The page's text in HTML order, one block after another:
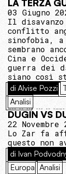
LA TERZA
03 Giugno
Il
conflitto
sinofobia,
sembrano
Cina e
guerra dei
siano così
di Alvise Pozzi
Analisi
DUGIN VS
22 Novembre
Lo Zar fa
questo non
di Ivan
Europa Analisi